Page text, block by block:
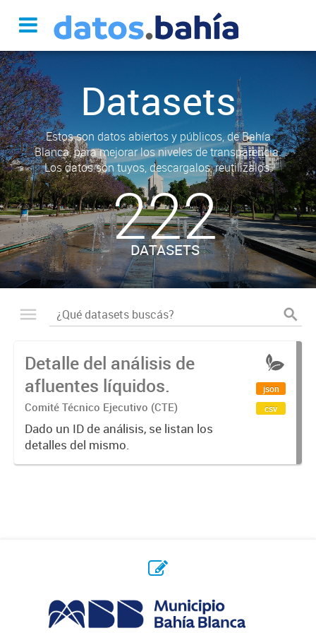
Datasets
Estos son datos abiertos y públicos, de Bahía
Blanca, para mejorar los niveles de transparencia.
Los datos son tuyos, descargalos, reutilizalos.
222
DATASETS
Detalle del análisis de
afluentes líquidos.
Comité Técnico Ejecutivo (CTE)
Dado un ID de análisis, se listan los
detalles del mismo.
json
csv